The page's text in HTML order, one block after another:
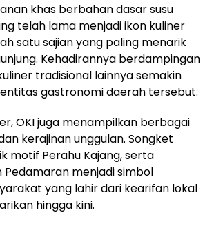
khas berbahan dasar susu
telah lama menjadi ikon kuliner
satu sajian yang paling menarik
Kehadirannya berdampingan
tradisional lainnya semakin
gastronomi daerah tersebut.
OKI juga menampilkan berbagai
kerajinan unggulan. Songket
motif Perahu Kajang, serta
menjadi simbol
yang lahir dari kearifan lokal
hingga kini.